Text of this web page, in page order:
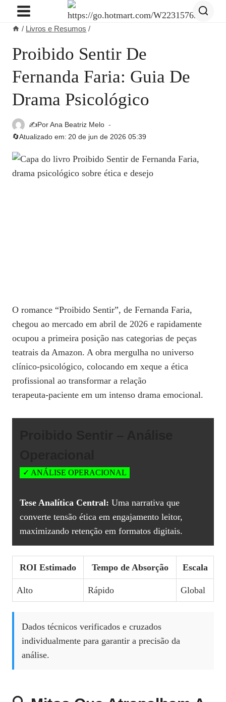
Pular
Conteúdo
/ Livros e Resumos /
Proibido Sentir De
Fernanda Faria: Guia De
Drama Psicológico
✍️PorAna Beatriz Melo
🔄Atualizado em: 20 de jun de 2026 05:39
O romance “Proibido Sentir”, de Fernanda Faria,
chegou ao mercado em abril de 2026 e rapidamente
ocupou a primeira posição nas categorias de peças
teatrais da Amazon. A obra mergulha no universo
clínico‑psicológico, colocando em xeque a ética
profissional ao transformar a relação
terapeuta‑paciente em um intenso drama emocional.
✓ ANÁLISE OPERACIONAL
Tese Analítica Central: Uma narrativa que
converte tensão ética em engajamento leitor,
maximizando retenção em formatos digitais.
ROI Estimado Tempo de Absorção Escala
Alto Rápido Global
Dados técnicos verificados e cruzados
individualmente para garantir a precisão da
análise.